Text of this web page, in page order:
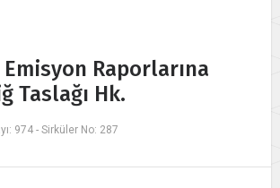
Emisyon Raporlarına
Taslağı Hk.
974 - Sirküler No: 287